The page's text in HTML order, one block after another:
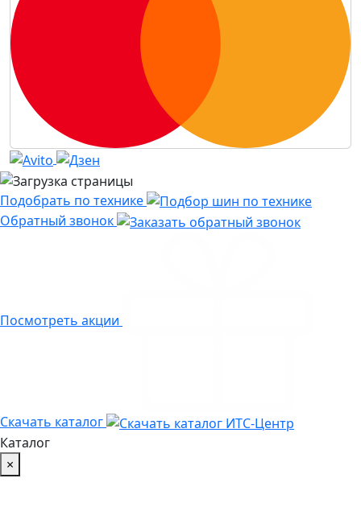
Подобрать по технике
Обратный звонок
Посмотреть акции
Скачать каталог
Каталог
×